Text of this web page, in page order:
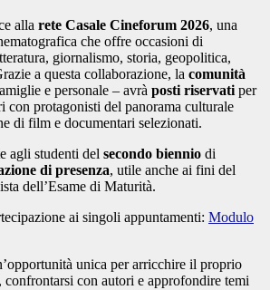
alla rete Casale Cineforum 2026, una
che offre occasioni di
giornalismo, storia, geopolitica,
a questa collaborazione, la comunità
e personale – avrà posti riservati per
con protagonisti del panorama culturale
di film e documentari selezionati.
agli studenti del secondo biennio di
di presenza, utile anche ai fini del
dell’Esame di Maturità.
ai singoli appuntamenti: Modulo
unica per arricchire il proprio
, confrontarsi con autori e approfondire temi